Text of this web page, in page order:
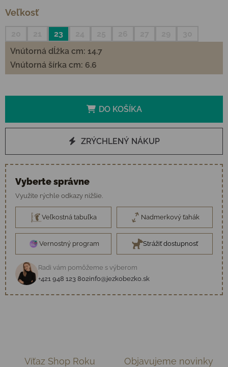
Veľkosť
23
Vnútorná dĺžka cm: 14.7
Vnútorná šírka cm: 6.6
DO KOŠÍKA
ZRÝCHLENÝ NÁKUP
Vyberte správne
Využite rýchle odkazy nižšie.
Veľkostná tabuľka Nadmerkový ťahák
Vernostný program Strážiť dostupnosť
Radi vám pomôžeme s výberom
+421 948 123 802info@jezkobezko.sk
Víťaz Shop Roku Objavujeme novinky